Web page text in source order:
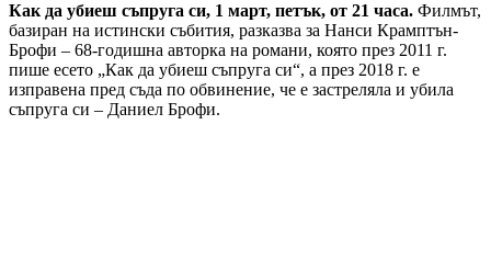
Как да убиеш съпруга си, 1 март, петък, от 21 часа. Филмът,
базиран на истински събития, разказва за Нанси Крамптън-
Брофи – 68-годишна авторка на романи, която през 2011 г.
пише есето „Как да убиеш съпруга си“, а през 2018 г. е
изправена пред съда по обвинение, че е застреляла и убила
съпруга си – Даниел Брофи.